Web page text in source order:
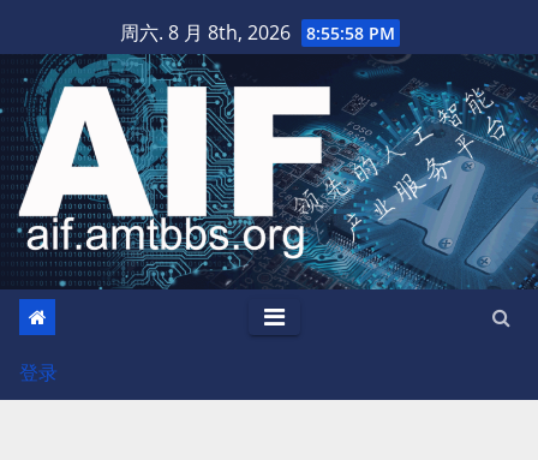
至
内
容
周六. 8 月 8th, 2026 8:55:59 PM
登录